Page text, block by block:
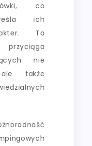
co
ich
Ta
nie
także